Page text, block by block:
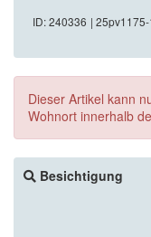
ID: 240336 |
Dieser Artikel kann
Wohnort innerhalb
Besichtigung